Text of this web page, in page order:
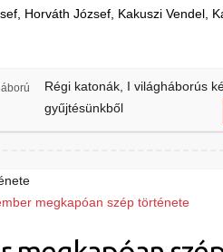
Horváth József, Kakuszi Vendel,
Régi katonák, I világháborús
gyűjtésünkből